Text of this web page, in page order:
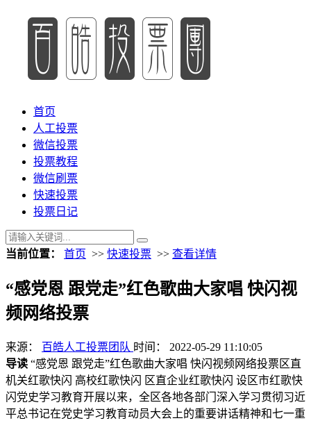
首页
人工投票
微信投票
投票教程
微信刷票
快速投票
投票日记
当前位置： 首页 >> 快速投票 >> 查看详情
“感党恩 跟党走”红色歌曲大家唱 快闪视
频网络投票
来源： 百皓人工投票团队 时间： 2022-05-29 11:10:05
导读 “感党恩 跟党走”红色歌曲大家唱 快闪视频网络投票区直
机关红歌快闪 高校红歌快闪 区直企业红歌快闪 设区市红歌快
闪党史学习教育开展以来，全区各地各部门深入学习贯彻习近
平总书记在党史学习教育动员大会上的重要讲话精神和七一重